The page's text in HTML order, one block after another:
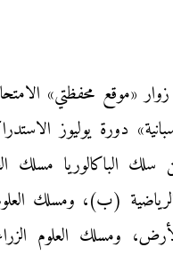
زوار «موقع محفظتي»
سلك الباكالوريا مسلك
(ب)، ومسلك
ومسلك العلوم